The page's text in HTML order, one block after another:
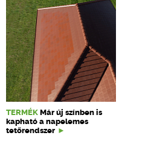
TERMÉK Már új színben is
kapható a napelemes
tetőrendszer